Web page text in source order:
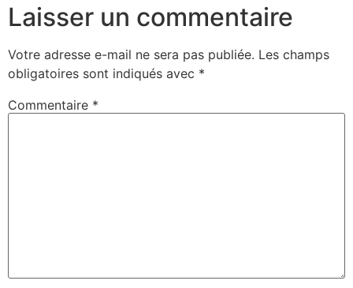
Laisser un commentaire
Votre adresse e-mail ne sera pas publiée. Les champs
obligatoires sont indiqués avec *
Commentaire *